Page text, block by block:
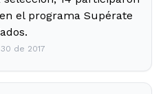
el programa Supérate
de 2017